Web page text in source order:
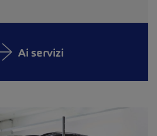
Ai servizi